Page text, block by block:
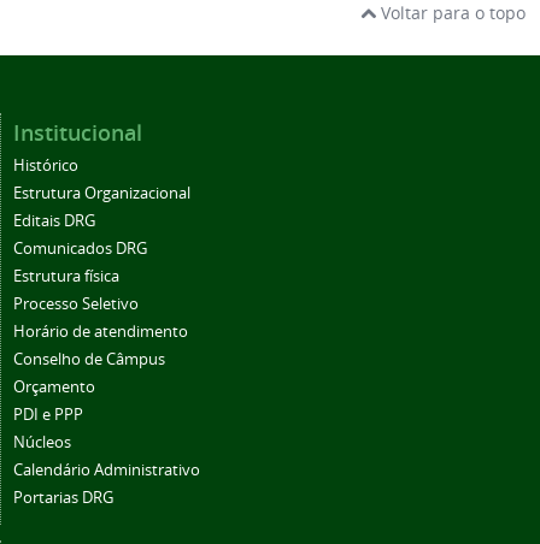
Voltar para o topo
Institucional
Histórico
Estrutura Organizacional
Editais DRG
Comunicados DRG
Estrutura física
Processo Seletivo
Horário de atendimento
Conselho de Câmpus
Orçamento
PDI e PPP
Núcleos
Calendário Administrativo
Portarias DRG